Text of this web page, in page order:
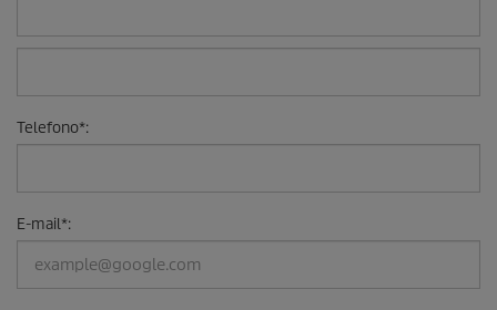
Telefono*:
E-mail*: